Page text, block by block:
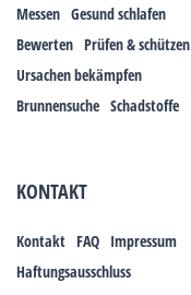
Messen Gesund schlafen
Bewerten Prüfen & schützen
Ursachen bekämpfen
Brunnensuche Schadstoffe
KONTAKT
Kontakt FAQ Impressum
Haftungsausschluss